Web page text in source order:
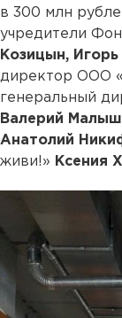
в 300 млн
учредители
Козицын,
директор ООО
генеральный
Валерий
Анатолий
живи!» Ксения